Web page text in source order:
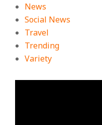
News
Social News
Travel
Trending
Variety